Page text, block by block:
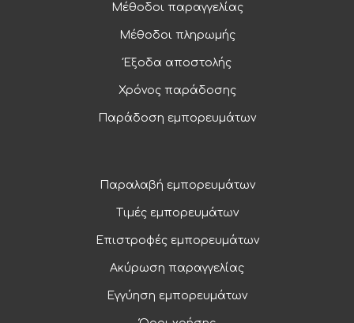
Μέθοδοι παραγγελίας
Μέθοδοι πληρωμής
Έξοδα αποστολής
Χρόνος παράδοσης
Παράδοση εμπορευμάτων
Παραλαβή εμπορευμάτων
Τιμές εμπορευμάτων
Επιστροφές εμπορευμάτων
Ακύρωση παραγγελίας
Εγγύηση εμπορευμάτων